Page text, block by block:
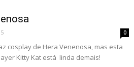
0
cosplay de Hera Venenosa, mas esta
Kitty Kat está linda demais!